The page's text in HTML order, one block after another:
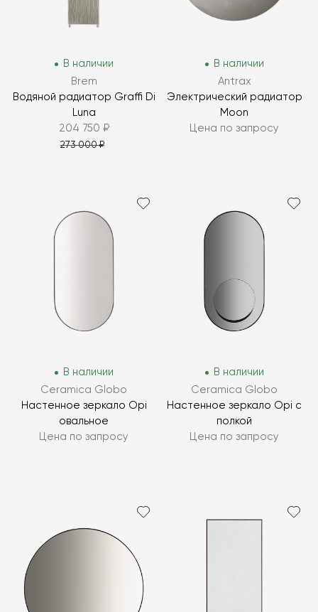
В наличии
Brem
Водяной радиатор Graffi Di
Luna
204 750 ₽
273 000 ₽
В наличии
Antrax
Электрический радиатор
Moon
Цена по запросу
В наличии
Ceramica Globo
Настенное зеркало Opi
овальное
Цена по запросу
В наличии
Ceramica Globo
Настенное зеркало Opi с
полкой
Цена по запросу